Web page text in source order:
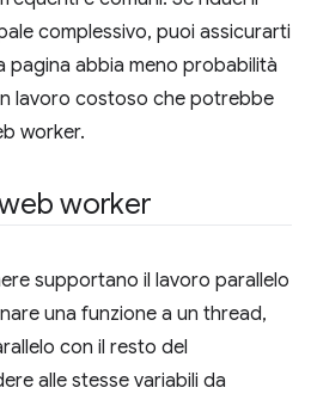
complessivo, puoi assicurarti
pagina abbia meno probabilità
lavoro costoso che potrebbe
worker.
worker
supportano il lavoro parallelo
una funzione a un thread,
con il resto del
alle stesse variabili da